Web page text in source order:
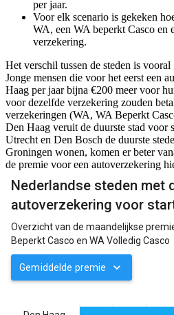
per jaar.
Voor elk scenario is gekeken
WA, een WA beperkt Casco en
verzekering.
Het verschil tussen de steden is
Jonge mensen die voor het eerst een
Haag per jaar bijna €200 meer voor
voor dezelfde verzekering zouden
verzekeringen (WA, WA Beperkt
Den Haag veruit de duurste stad voor
Utrecht en Den Bosch de duurste
Groningen wonen, komen er beter
de premie voor een autoverzekering